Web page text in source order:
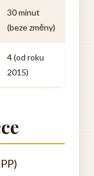
30 minut
(beze změny)
4 (od roku
2015)